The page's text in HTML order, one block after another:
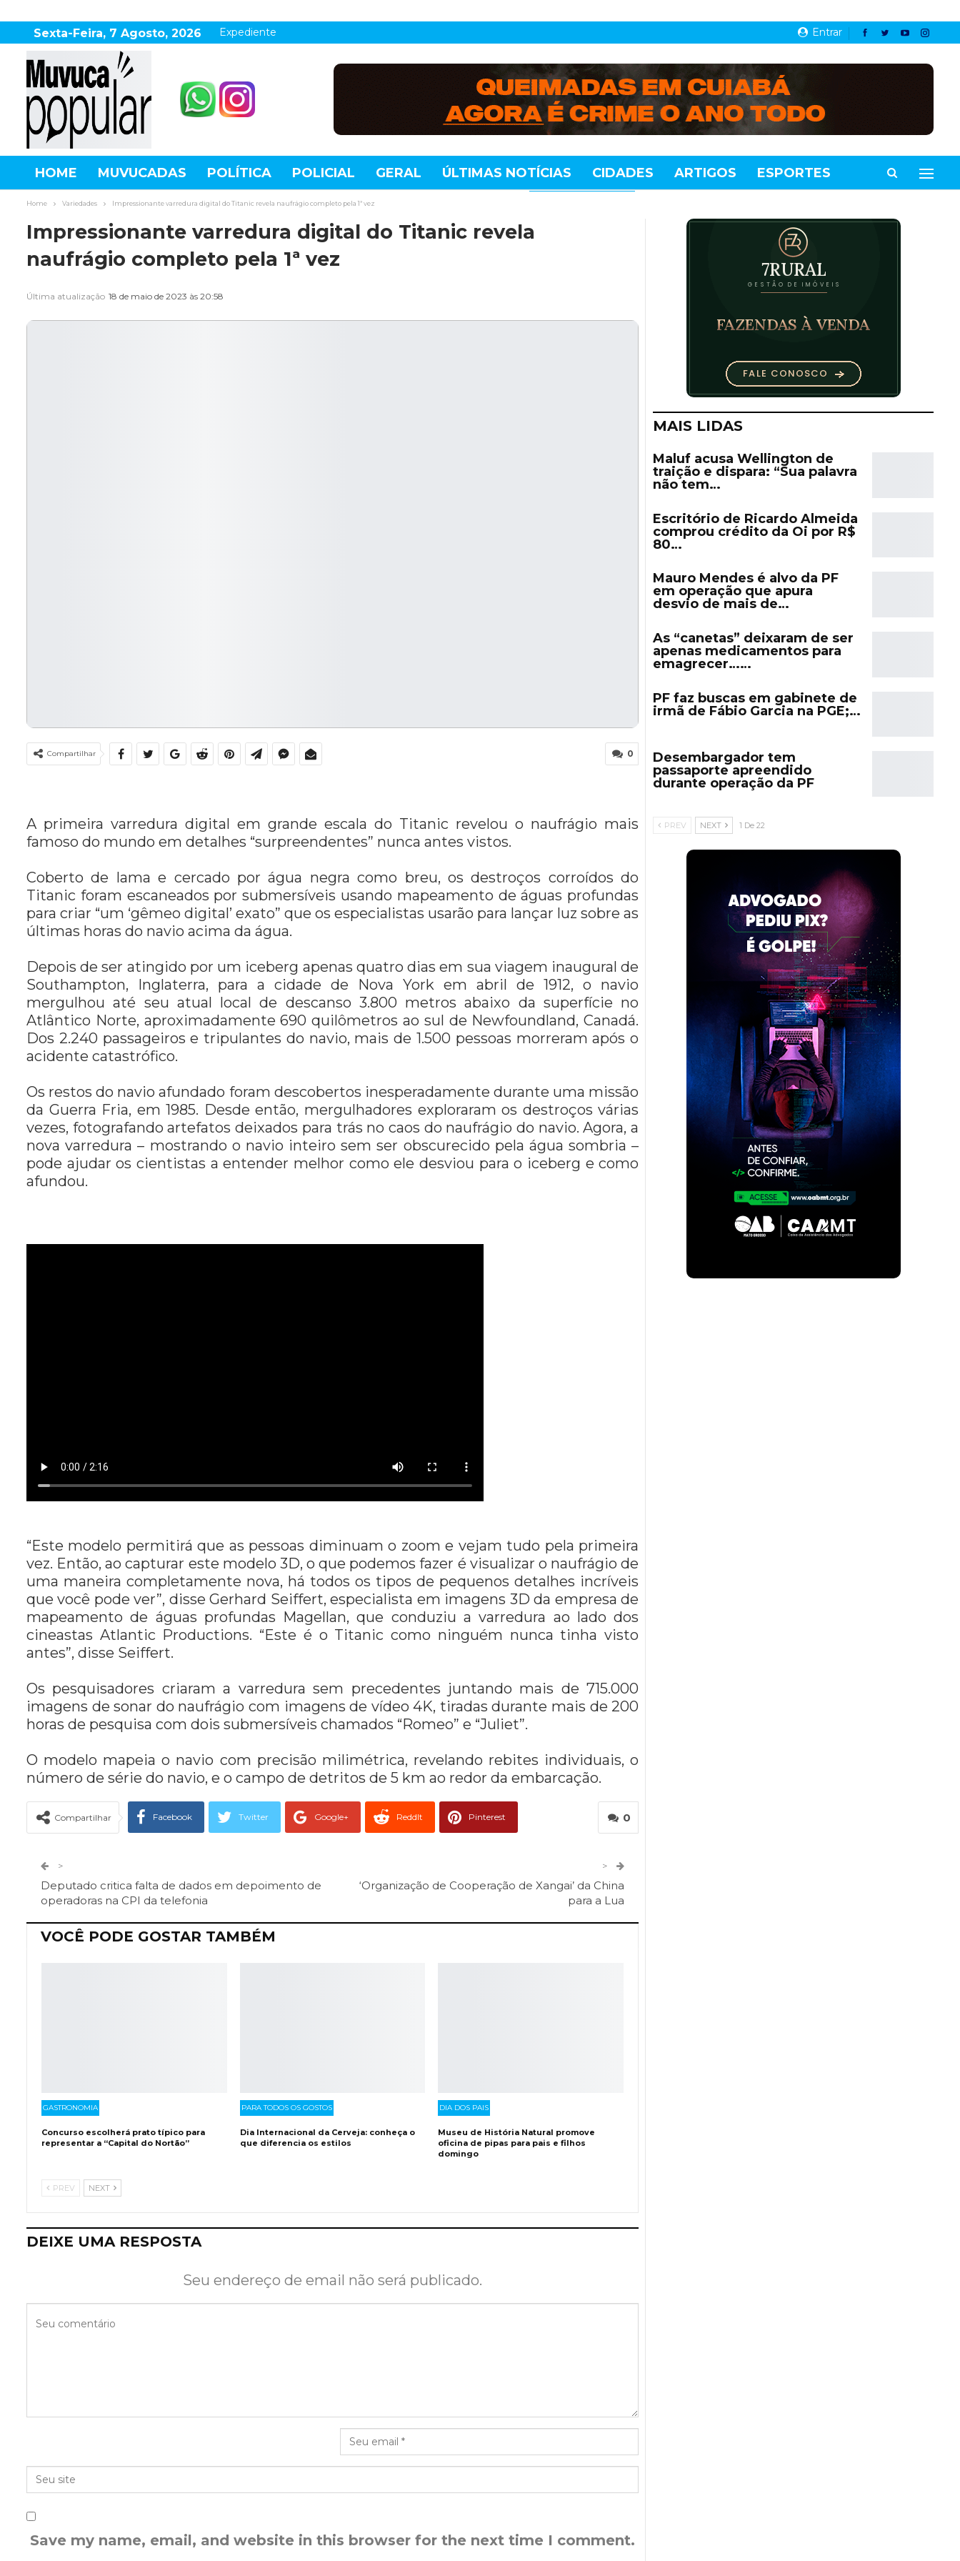
Entrar
Sexta-Feira, 7 Agosto, 2026 Expediente
HOME MUVUCADAS POLÍTICA POLICIAL GERAL ÚLTIMAS NOTÍCIAS CIDADES ARTIGOS ESPORTES
AGRONEGÓCIO DESTAQUES ESPORTE MUNDO
Home Variedades Impressionante varredura digital do Titanic revela naufrágio completo pela 1ª vez
Impressionante varredura digital do Titanic revela
naufrágio completo pela 1ª vez
Última atualização 18 de maio de 2023 às 20:58
0
Compartilhar
A primeira varredura digital em grande escala do Titanic revelou o naufrágio mais
famoso do mundo em detalhes “surpreendentes” nunca antes vistos.
Coberto de lama e cercado por água negra como breu, os destroços corroídos do
Titanic foram escaneados por submersíveis usando mapeamento de águas profundas
para criar “um ‘gêmeo digital’ exato” que os especialistas usarão para lançar luz sobre as
últimas horas do navio acima da água.
Depois de ser atingido por um iceberg apenas quatro dias em sua viagem inaugural de
Southampton, Inglaterra, para a cidade de Nova York em abril de 1912, o navio
mergulhou até seu atual local de descanso 3.800 metros abaixo da superfície no
Atlântico Norte, aproximadamente 690 quilômetros ao sul de Newfoundland, Canadá.
Dos 2.240 passageiros e tripulantes do navio, mais de 1.500 pessoas morreram após o
acidente catastrófico.
Os restos do navio afundado foram descobertos inesperadamente durante uma missão
da Guerra Fria, em 1985. Desde então, mergulhadores exploraram os destroços várias
vezes, fotografando artefatos deixados para trás no caos do naufrágio do navio. Agora, a
nova varredura – mostrando o navio inteiro sem ser obscurecido pela água sombria –
pode ajudar os cientistas a entender melhor como ele desviou para o iceberg e como
afundou.
“Este modelo permitirá que as pessoas diminuam o zoom e vejam tudo pela primeira
vez. Então, ao capturar este modelo 3D, o que podemos fazer é visualizar o naufrágio de
uma maneira completamente nova, há todos os tipos de pequenos detalhes incríveis
que você pode ver”, disse Gerhard Seiffert, especialista em imagens 3D da empresa de
mapeamento de águas profundas Magellan, que conduziu a varredura ao lado dos
cineastas Atlantic Productions. “Este é o Titanic como ninguém nunca tinha visto
antes”, disse Seiffert.
Os pesquisadores criaram a varredura sem precedentes juntando mais de 715.000
imagens de sonar do naufrágio com imagens de vídeo 4K, tiradas durante mais de 200
horas de pesquisa com dois submersíveis chamados “Romeo” e “Juliet”.
O modelo mapeia o navio com precisão milimétrica, revelando rebites individuais, o
número de série do navio, e o campo de detritos de 5 km ao redor da embarcação.
0
Compartilhar Facebook Twitter Google+ ReddIt Pinterest
>
Deputado critica falta de dados em depoimento de
operadoras na CPI da telefonia
>
‘Organização de Cooperação de Xangai’ da China
para a Lua
VOCÊ PODE GOSTAR TAMBÉM
GASTRONOMIA
Concurso escolherá prato típico para
representar a “Capital do Nortão”
PARA TODOS OS GOSTOS
Dia Internacional da Cerveja: conheça o
que diferencia os estilos
DIA DOS PAIS
Museu de História Natural promove
oficina de pipas para pais e filhos
domingo
PREV NEXT
DEIXE UMA RESPOSTA
Seu endereço de email não será publicado.
Save my name, email, and website in this browser for the next time I comment.
MAIS LIDAS
Maluf acusa Wellington de
traição e dispara: “Sua palavra
não tem…
Escritório de Ricardo Almeida
comprou crédito da Oi por R$
80…
Mauro Mendes é alvo da PF
em operação que apura
desvio de mais de…
As “canetas” deixaram de ser
apenas medicamentos para
emagrecer……
PF faz buscas em gabinete de
irmã de Fábio Garcia na PGE;…
Desembargador tem
passaporte apreendido
durante operação da PF
PREV NEXT 1 De 22